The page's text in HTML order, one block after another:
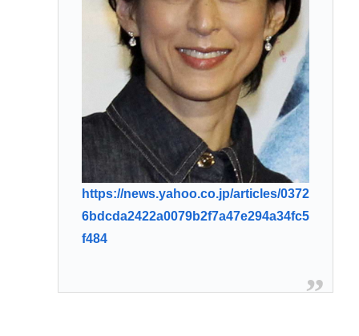
https://news.yahoo.co.jp/articles/0372
6bdcda2422a0079b2f7a47e294a34fc5
f484